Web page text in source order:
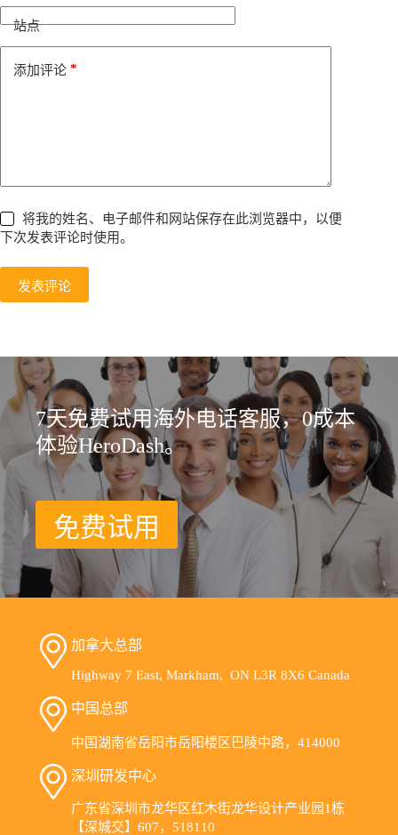
站点
添加评论 *
将我的姓名、电子邮件和网站保存在此浏览器中，以便
下次发表评论时使用。
发表评论
t
i
7天免费试用海外电话客服，0成本
体验HeroDash。
免费试用
加拿大总部
Highway 7 East, Markham, ON L3R 8X6 Canada
中国总部
中国湖南省岳阳市岳阳楼区巴陵中路，414000
深圳研发中心
广东省深圳市龙华区红木街龙华设计产业园1栋
【深城交】607，518110